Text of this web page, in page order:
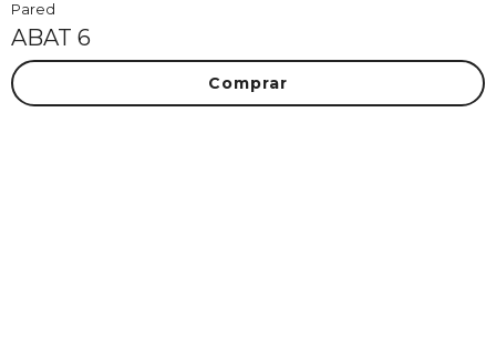
Pared
ABAT 6
Comprar